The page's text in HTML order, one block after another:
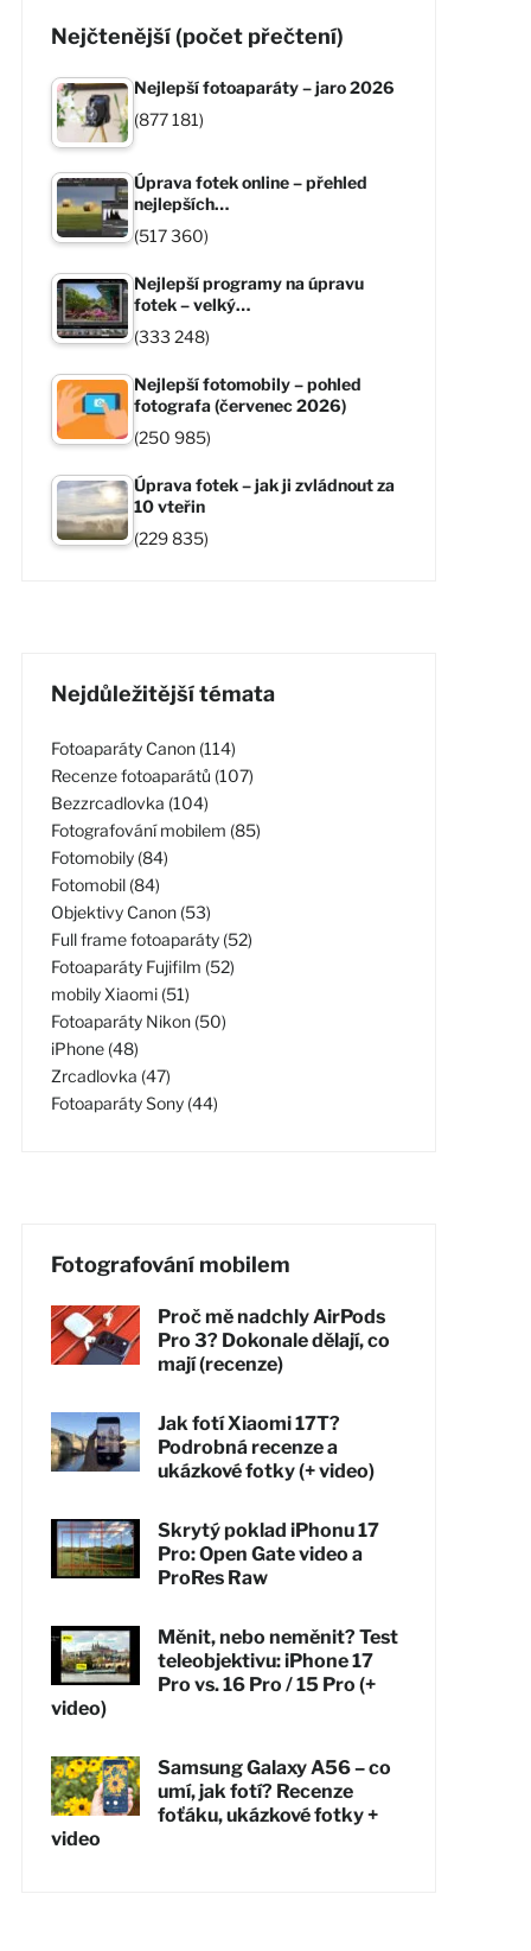
Nejčtenější (počet přečtení)
Nejlepší fotoaparáty – jaro 2026
(877 181)
Úprava fotek online – přehled
nejlepších…
(517 360)
Nejlepší programy na úpravu
fotek – velký…
(333 248)
Nejlepší fotomobily – pohled
fotografa (červenec 2026)
(250 985)
Úprava fotek – jak ji zvládnout za
10 vteřin
(229 835)
Nejdůležitější témata
Fotoaparáty Canon (114)
Recenze fotoaparátů (107)
Bezzrcadlovka (104)
Fotografování mobilem (85)
Fotomobily (84)
Fotomobil (84)
Objektivy Canon (53)
Full frame fotoaparáty (52)
Fotoaparáty Fujifilm (52)
mobily Xiaomi (51)
Fotoaparáty Nikon (50)
iPhone (48)
Zrcadlovka (47)
Fotoaparáty Sony (44)
Fotografování mobilem
Proč mě nadchly AirPods
Pro 3? Dokonale dělají, co
mají (recenze)
Jak fotí Xiaomi 17T?
Podrobná recenze a
ukázkové fotky (+ video)
Skrytý poklad iPhonu 17
Pro: Open Gate video a
ProRes Raw
Měnit, nebo neměnit? Test
teleobjektivu: iPhone 17
Pro vs. 16 Pro / 15 Pro (+
video)
Samsung Galaxy A56 – co
umí, jak fotí? Recenze
foťáku, ukázkové fotky +
video